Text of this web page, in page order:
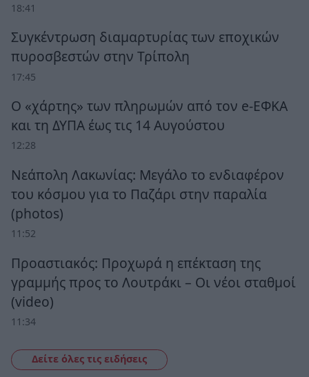
18:41
Συγκέντρωση διαμαρτυρίας των εποχικών
πυροσβεστών στην Τρίπολη
17:45
Ο «χάρτης» των πληρωμών από τον e-ΕΦΚΑ
και τη ΔΥΠΑ έως τις 14 Αυγούστου
12:28
Νεάπολη Λακωνίας: Μεγάλο το ενδιαφέρον
του κόσμου για το Παζάρι στην παραλία
(photos)
11:52
Προαστιακός: Προχωρά η επέκταση της
γραμμής προς το Λουτράκι – Οι νέοι σταθμοί
(video)
11:34
Δείτε όλες τις ειδήσεις